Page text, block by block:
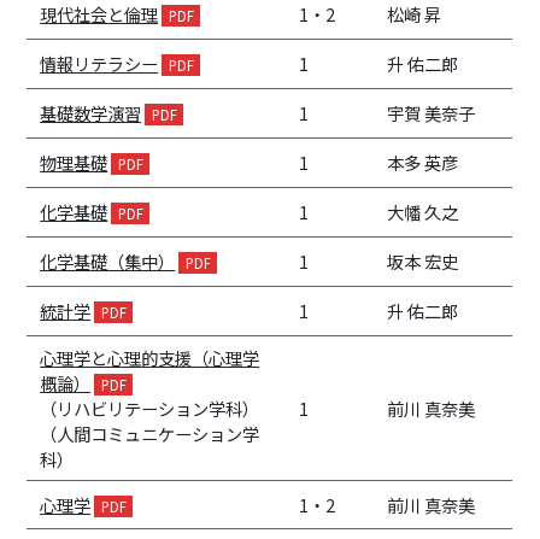
現代社会と倫理
1・2
松崎 昇
情報リテラシー
1
升 佑二郎
基礎数学演習
1
宇賀 美奈子
物理基礎
1
本多 英彦
化学基礎
1
大幡 久之
化学基礎（集中）
1
坂本 宏史
統計学
1
升 佑二郎
心理学と心理的支援（心理学
概論）
（リハビリテーション学科）
（人間コミュニケーション学
科）
1 前川 真奈美
心理学 1・2
前川 真奈美